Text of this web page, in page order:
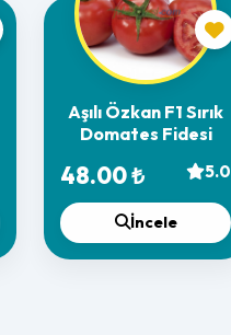
Aşılı Özkan F1 Sırık
Domates Fidesi
48.00 ₺ 5.0
İncele